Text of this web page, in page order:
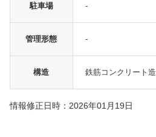
駐車場 -
管理形態 -
構造 鉄筋コンクリート造
情報修正日時：2026年01月19日